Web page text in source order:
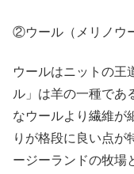
②ウール（メリノウ
ウールはニットの王
ル」は羊の一種であ
なウールより繊維が
りが格段に良い点が
ージーランドの牧場